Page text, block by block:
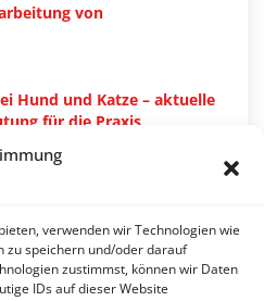
verwenden wir Technologien wie
zu speichern und/oder darauf
zustimmst, können wir Daten
IDs auf dieser Website
von
Hund und Katze – aktuelle
für die Praxis